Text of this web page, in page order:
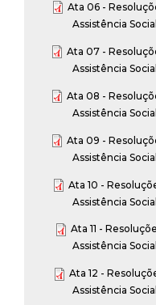
Ata 06 -
Assistência
Ata 07 -
Assistência
Ata 08 -
Assistência
Ata 09 -
Assistência
Ata 10 -
Assistência
Ata 11 -
Assistência
Ata 12 -
Assistência